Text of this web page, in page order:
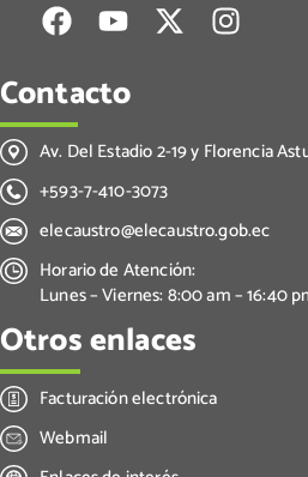
Contacto
Av. Del Estadio 2-19 y Florencia
+593-7-410-3073
elecaustro@elecaustro.gob.ec
Horario de Atención:
Lunes – Viernes: 8:00 am – 16:40
Otros enlaces
Facturación electrónica
Webmail